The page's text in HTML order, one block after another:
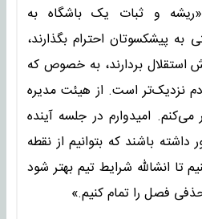
«ریشه و ثبات یک باشگاه به
پیشکسوتان احترام بگذارند،
استقلال بردارند، به خصوص که
نزدیک‌تر است. از هیئت مدیره
امیدوارم در جلسه آینده
باشند که بتوانیم از نقطه
تا انشالله شرایط تیم بهتر شود
فصل را تمام کنیم.»